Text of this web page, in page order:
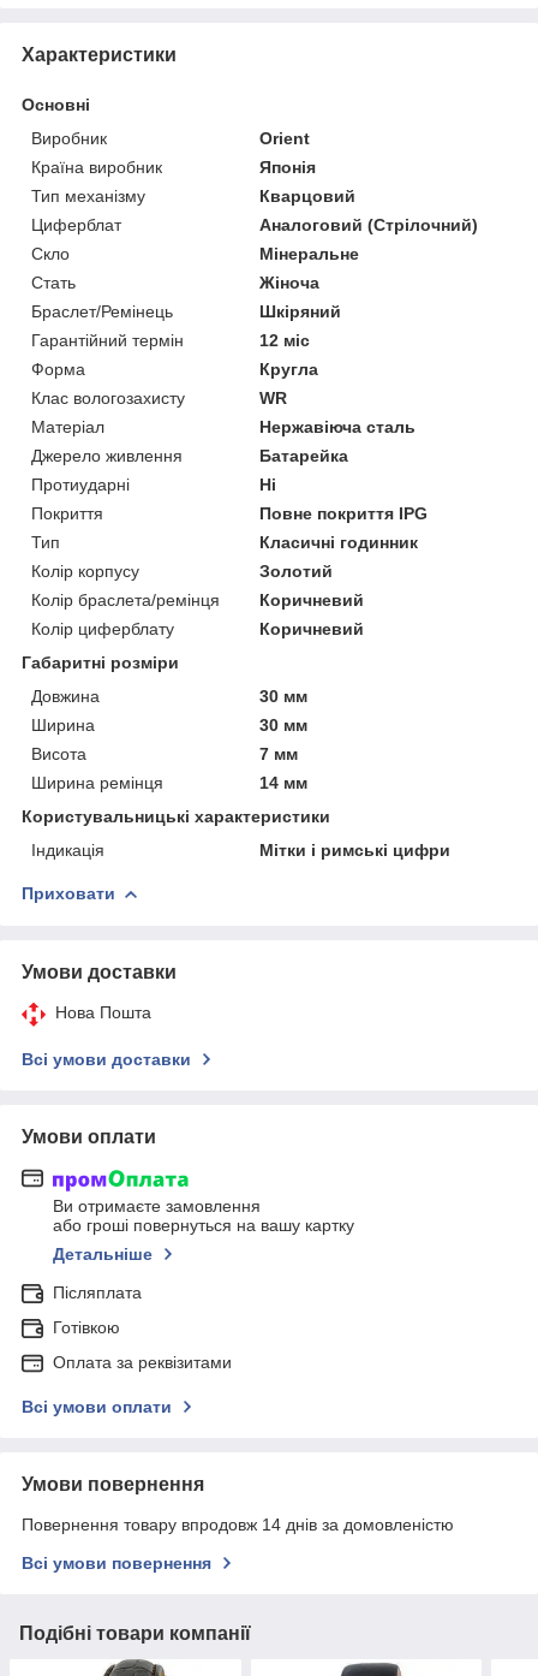
Характеристики
Основні
Виробник
Orient
Країна виробник
Японія
Тип механізму
Кварцовий
Циферблат
Аналоговий (Стрілочний)
Скло
Мінеральне
Стать
Жіноча
Браслет/Ремінець
Шкіряний
Гарантійний термін
12 міс
Форма
Кругла
Клас вологозахисту
WR
Матеріал
Нержавіюча сталь
Джерело живлення
Батарейка
Протиударні
Ні
Покриття
Повне покриття IPG
Тип
Класичні годинник
Колір корпусу
Золотий
Колір браслета/ремінця
Коричневий
Колір циферблату
Коричневий
Габаритні розміри
Довжина
30 мм
Ширина
30 мм
Висота
7 мм
Ширина ремінця
14 мм
Користувальницькі характеристики
Індикація
Мітки і римські цифри
Приховати
Умови доставки
Нова Пошта
Всі умови доставки
Умови оплати
Ви отримаєте замовлення
або гроші повернуться на вашу картку
Детальніше
Післяплата
Готівкою
Оплата за реквізитами
Всі умови оплати
Умови повернення
Повернення товару впродовж 14 днів за домовленістю
Всі умови повернення
Подібні товари компанії